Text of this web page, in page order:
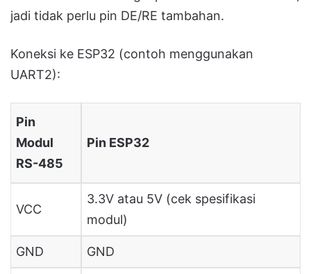
jadi tidak perlu pin DE/RE tambahan.
Koneksi ke ESP32 (contoh menggunakan
UART2):
Pin
Modul
RS-485
Pin ESP32
VCC
3.3V atau 5V (cek spesifikasi
modul)
GND GND